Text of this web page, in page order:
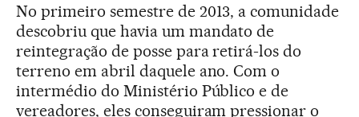
No primeiro semestre de 2013, a comunidade
descobriu que havia um mandato de
reintegração de posse para retirá-los do
terreno em abril daquele ano. Com o
intermédio do Ministério Público e de
vereadores, eles conseguiram pressionar o